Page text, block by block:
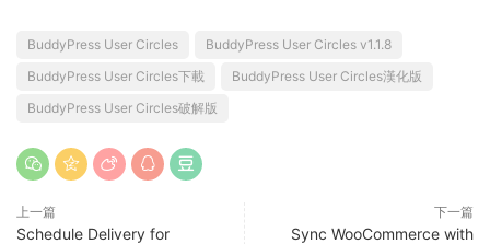
BuddyPress User Circles
BuddyPress User Circles v1.1.8
BuddyPress User Circles下載
BuddyPress User Circles漢化版
BuddyPress User Circles破解版
上一篇
Schedule Delivery for
下一篇
Sync WooCommerce with